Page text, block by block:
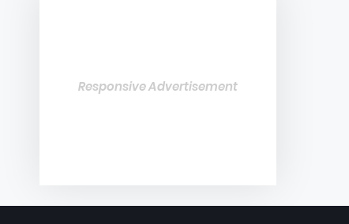
Responsive Advertisement